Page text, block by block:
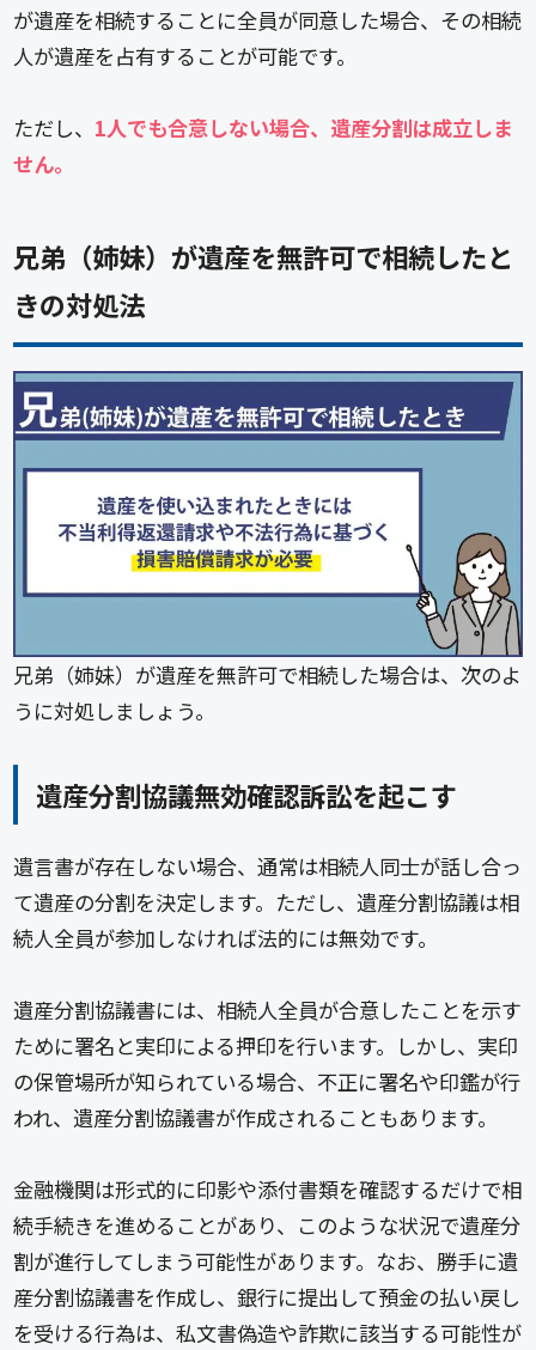
が遺産を相続することに全員が同意した場合、その相続
人が遺産を占有することが可能です。
ただし、 1人でも合意しない場合、遺産分割は成立しま
せん。
兄弟（姉妹）が遺産を無許可で相続したと
きの対処法
兄弟（姉妹）が遺産を無許可で相続した場合は、次のよ
うに対処しましょう。
遺産分割協議無効確認訴訟を起こす
遺言書が存在しない場合、通常は相続人同士が話し合っ
て遺産の分割を決定します。ただし、遺産分割協議は相
続人全員が参加しなければ法的には無効です。
遺産分割協議書には、相続人全員が合意したことを示す
ために署名と実印による押印を行います。しかし、実印
の保管場所が知られている場合、不正に署名や印鑑が行
われ、遺産分割協議書が作成されることもあります。
金融機関は形式的に印影や添付書類を確認するだけで相
続手続きを進めることがあり、このような状況で遺産分
割が進行してしまう可能性があります。なお、勝手に遺
産分割協議書を作成し、銀行に提出して預金の払い戻し
を受ける行為は、私文書偽造や詐欺に該当する可能性が